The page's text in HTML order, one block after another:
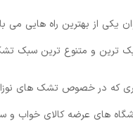
یکی از بهترین راه هایی
ترین و متنوع ترین سبک
که در خصوص تشک های
های عرضه کالای خواب